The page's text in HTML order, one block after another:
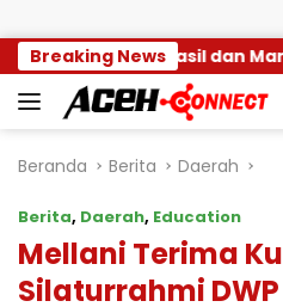
Langsung
ke
konten
Breaking News
Hasil dan Manfaat
Beranda Berita Daerah
Berita, Daerah, Education
Mellani Terima
Silaturrahmi